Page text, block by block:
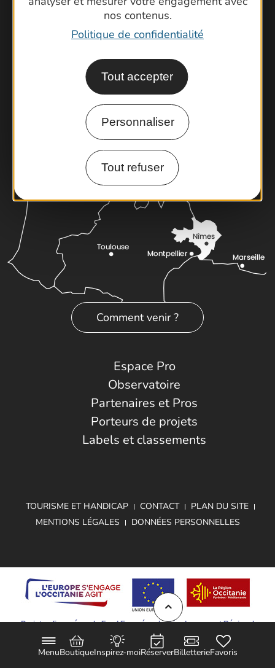
nos contenus.
Politique de confidentialité
Tout accepter
Personnaliser
Tout refuser
MenuBoutiqueInspirez-moiRéserverBilletterieFavoris
Contactez-nous !
Foire aux questions
Brochures
Cartoguides et Topoguides
Latitude Gard
Comment venir ?
Espace Pro
Observatoire
Partenaires et Pros
Porteurs de projets
Labels et classements
TOURISME ET HANDICAP CONTACT
PLAN DU SITE
MENTIONS LÉGALES
DONNÉES PERSONNELLES
Projet cofinancé par le Fond Européen de Développement Régional